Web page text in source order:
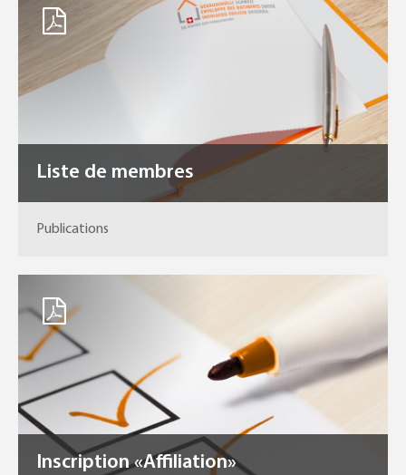
Liste de membres
Publications
Inscription «Affiliation»